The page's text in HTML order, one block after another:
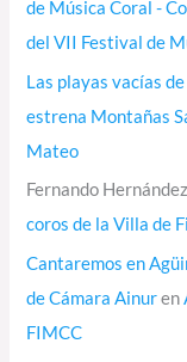
de Música Coral -
del VII Festival de
Las playas vacías
estrena Montañas
Mateo
Fernando
coros de la Villa de
Cantaremos en
de Cámara Ainuren
FIMCC